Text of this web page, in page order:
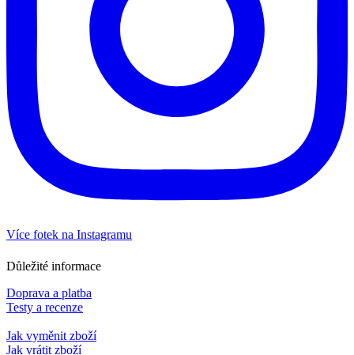
Více fotek na Instagramu
Důležité informace
Doprava a platba
Testy a recenze
Jak vyměnit zboží
Jak vrátit zboží